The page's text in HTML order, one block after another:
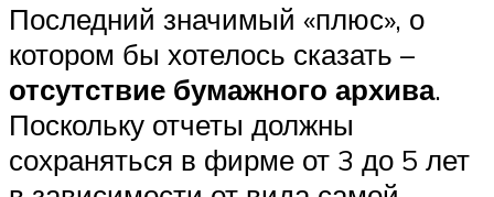
Последний значимый «плюс», о
котором бы хотелось сказать –
отсутствие бумажного архива.
Поскольку отчеты должны
сохраняться в фирме от 3 до 5 лет